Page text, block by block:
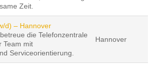
Zeit.
d) – Hannover
die Telefonzentrale
Team mit
Serviceorientierung.
Hannover